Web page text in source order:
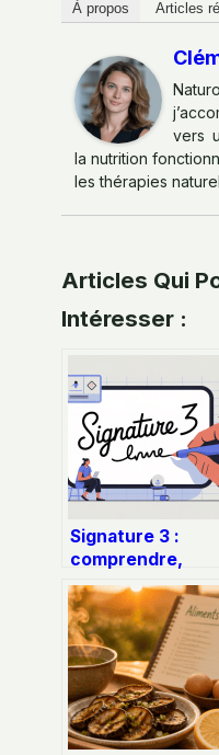
À propos Articles
vers
la nutrition
les thérapies
Articles Qui
Intéresser :
Signature 3 :
comprendre,
choisir et
exploiter cette
écriture